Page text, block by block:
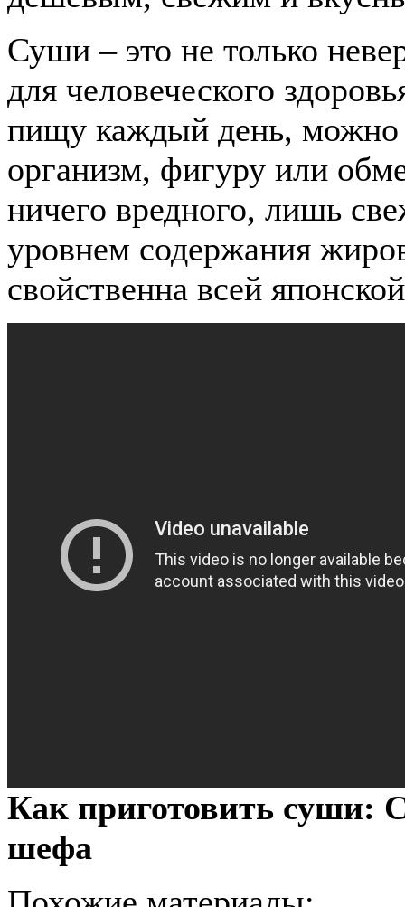
Суши – это не только
для человеческого
пищу каждый день, можно
организм, фигуру или
ничего вредного, лишь
уровнем содержания
свойственна всей
Как приготовить суши:
шефа